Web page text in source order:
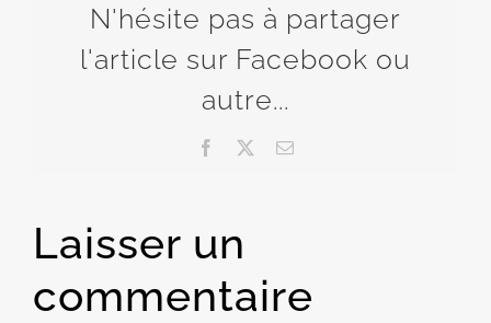
N'hésite pas à partager
l'article sur Facebook ou
autre...
Facebook Email
Laisser un
commentaire